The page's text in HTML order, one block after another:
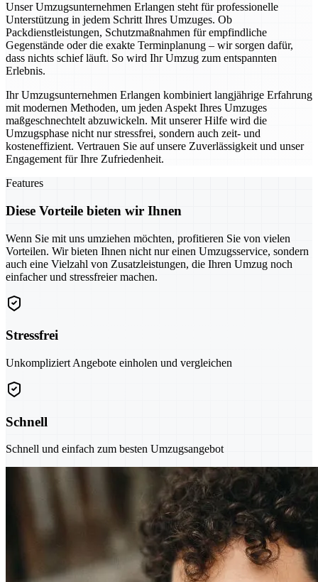
Unser Umzugsunternehmen Erlangen steht für professionelle
Unterstützung in jedem Schritt Ihres Umzuges. Ob
Packdienstleistungen, Schutzmaßnahmen für empfindliche
Gegenstände oder die exakte Terminplanung – wir sorgen dafür,
dass nichts schief läuft. So wird Ihr Umzug zum entspannten
Erlebnis.
Ihr Umzugsunternehmen Erlangen kombiniert langjährige Erfahrung
mit modernen Methoden, um jeden Aspekt Ihres Umzuges
maßgeschnechtelt abzuwickeln. Mit unserer Hilfe wird die
Umzugsphase nicht nur stressfrei, sondern auch zeit- und
kosteneffizient. Vertrauen Sie auf unsere Zuverlässigkeit und unser
Engagement für Ihre Zufriedenheit.
Features
Diese Vorteile bieten wir Ihnen
Wenn Sie mit uns umziehen möchten, profitieren Sie von vielen
Vorteilen. Wir bieten Ihnen nicht nur einen Umzugsservice, sondern
auch eine Vielzahl von Zusatzleistungen, die Ihren Umzug noch
einfacher und stressfreier machen.
Stressfrei
Unkompliziert Angebote einholen und vergleichen
Schnell
Schnell und einfach zum besten Umzugsangebot